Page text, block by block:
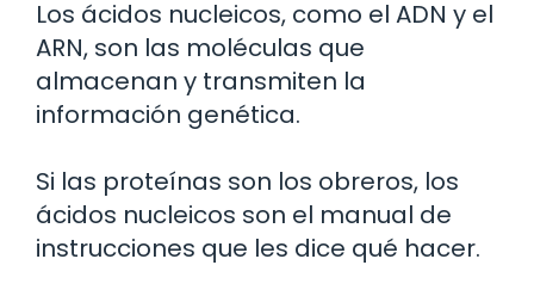
Los ácidos nucleicos, como el ADN y el
ARN, son las moléculas que
almacenan y transmiten la
información genética.
Si las proteínas son los obreros, los
ácidos nucleicos son el manual de
instrucciones que les dice qué hacer.